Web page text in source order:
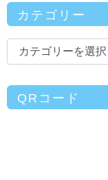
カテゴリー
QRコード